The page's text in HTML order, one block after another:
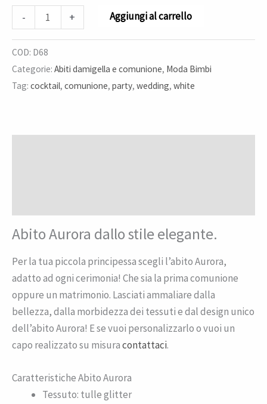
- + Aggiungi al carrello
COD: D68
Categorie: Abiti damigella e comunione, Moda Bimbi
Tag: cocktail, comunione, party, wedding, white
Abito Aurora dallo stile elegante.
Per la tua piccola principessa scegli l’abito Aurora,
adatto ad ogni cerimonia! Che sia la prima comunione
oppure un matrimonio. Lasciati ammaliare dalla
bellezza, dalla morbidezza dei tessuti e dal design unico
dell’abito Aurora! E se vuoi personalizzarlo o vuoi un
capo realizzato su misuracontattaci.
Caratteristiche Abito Aurora
Tessuto: tulle glitter